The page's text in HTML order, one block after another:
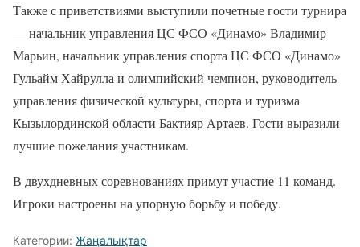
Также с приветствиями выступили почетные гости турнира
— начальник управления ЦС ФСО «Динамо» Владимир
Марьин, начальник управления спорта ЦС ФСО «Динамо»
Гульайм Хайрулла и олимпийский чемпион, руководитель
управления физической культуры, спорта и туризма
Кызылординской области Бактияр Артаев. Гости выразили
лучшие пожелания участникам.
В двухдневных соревнованиях примут участие 11 команд.
Игроки настроены на упорную борьбу и победу.
Категории: Жаңалықтар